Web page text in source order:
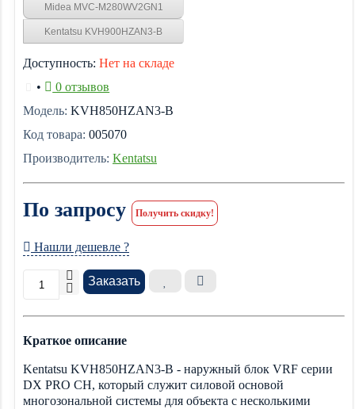
Midea MVC-M280WV2GN1
Kentatsu KVH900HZAN3-B
Доступность: Нет на складе
•
0 отзывов
Модель: KVH850HZAN3-B
Код товара: 005070
Производитель: Kentatsu
По запросу Получить скидку!
Нашли дешевле ?
Заказать
Краткое описание
Kentatsu KVH850HZAN3-B - наружный блок VRF серии
DX PRO CH, который служит силовой основой
многозональной системы для объекта с несколькими